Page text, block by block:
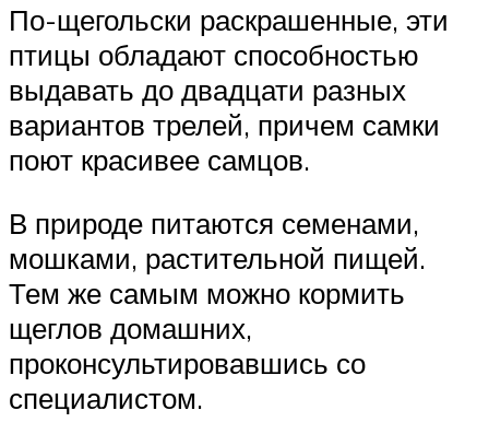
По-щегольски раскрашенные, эти
птицы обладают способностью
выдавать до двадцати разных
вариантов трелей, причем самки
поют красивее самцов.
В природе питаются семенами,
мошками, растительной пищей.
Тем же самым можно кормить
щеглов домашних,
проконсультировавшись со
специалистом.